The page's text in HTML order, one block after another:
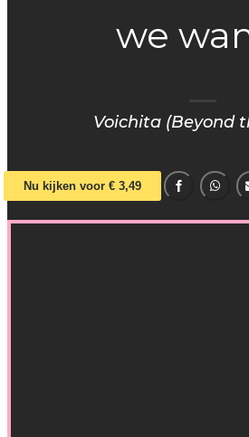
we
Voichita (Beyond
Nu kijken voor € 3,49